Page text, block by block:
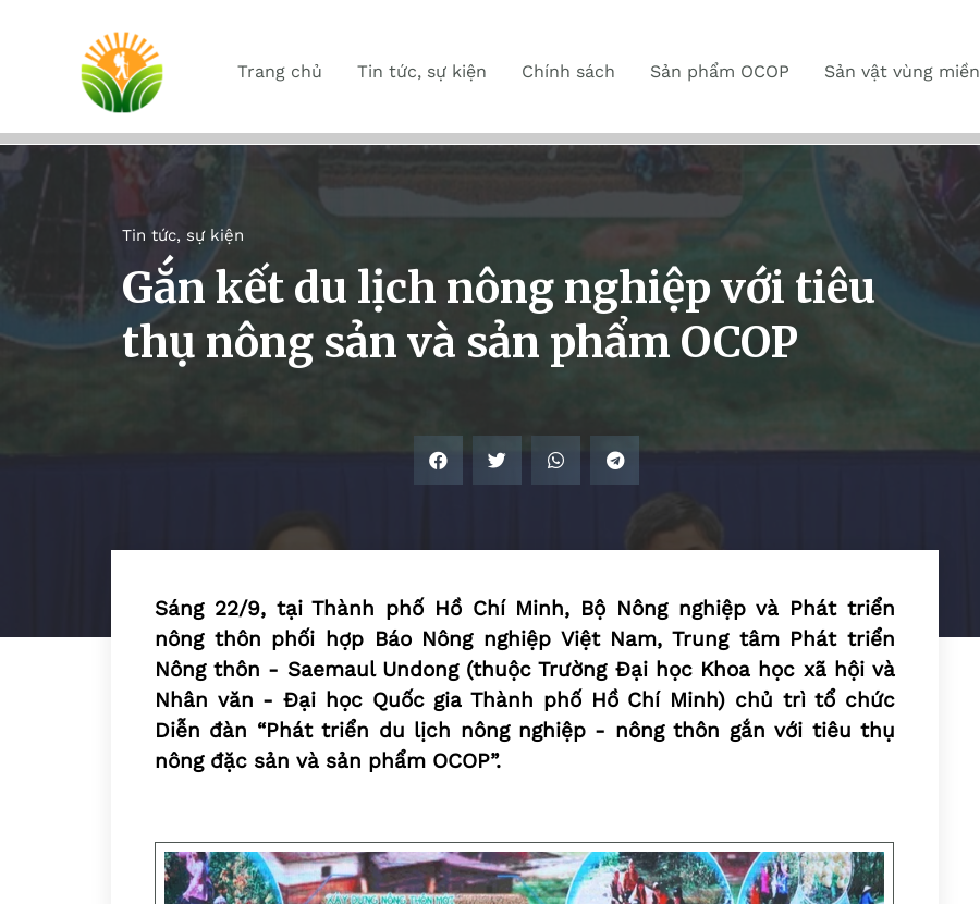
Trang chủ Tin tức, sự kiện Chính sách Sản phẩm OCOP Sản vật vùng miền
Tin tức, sự kiện
Gắn kết du lịch nông nghiệp với tiêu
thụ nông sản và sản phẩm OCOP
Sáng 22/9, tại Thành phố Hồ Chí Minh, Bộ Nông nghiệp và Phát triển
nông thôn phối hợp Báo Nông nghiệp Việt Nam, Trung tâm Phát triển
Nông thôn - Saemaul Undong (thuộc Trường Đại học Khoa học xã hội và
Nhân văn - Đại học Quốc gia Thành phố Hồ Chí Minh) chủ trì tổ chức
Diễn đàn “Phát triển du lịch nông nghiệp - nông thôn gắn với tiêu thụ
nông đặc sản và sản phẩm OCOP”.